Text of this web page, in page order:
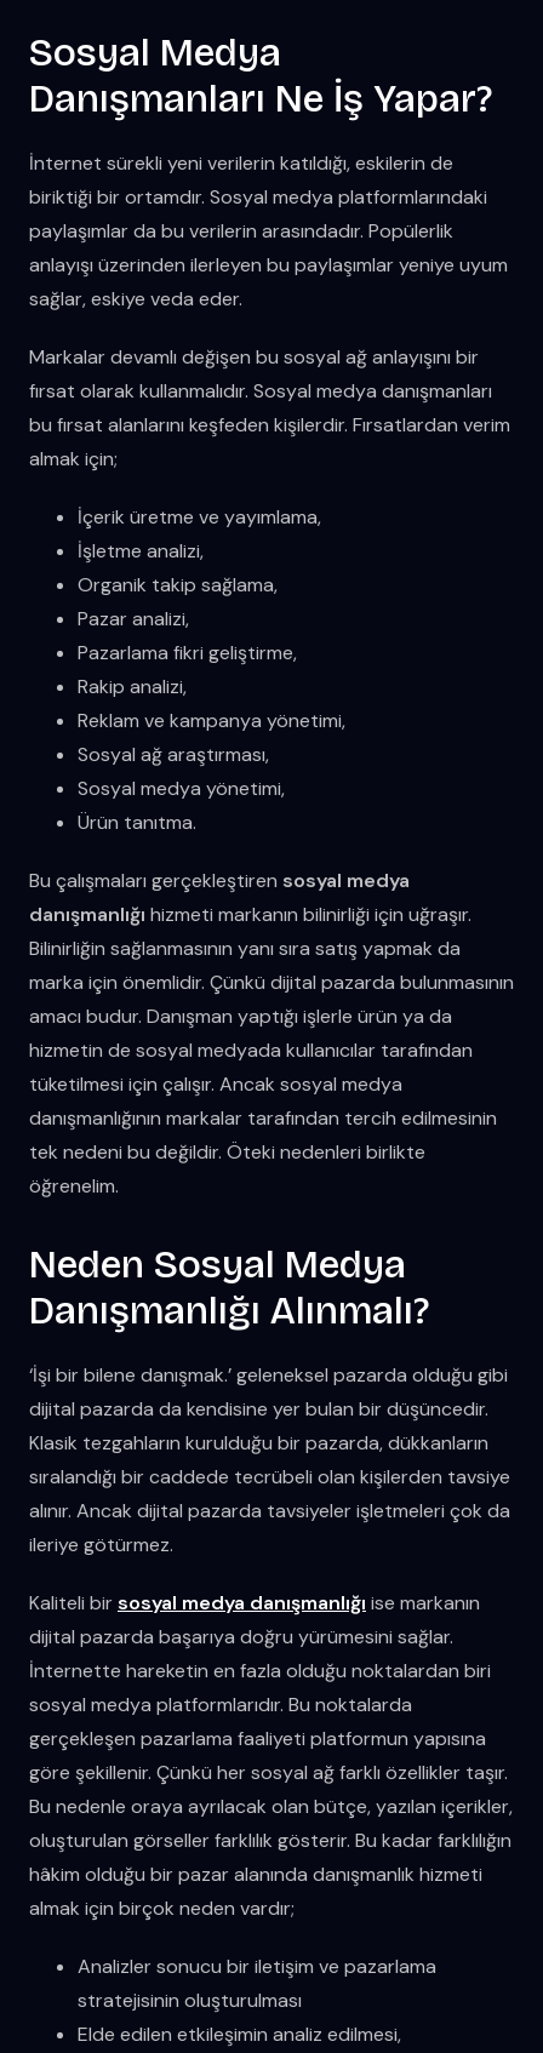
Sosyal Medya
Danışmanları Ne İş Yapar?
İnternet sürekli yeni verilerin katıldığı, eskilerin de
biriktiği bir ortamdır. Sosyal medya platformlarındaki
paylaşımlar da bu verilerin arasındadır. Popülerlik
anlayışı üzerinden ilerleyen bu paylaşımlar yeniye uyum
sağlar, eskiye veda eder.
Markalar devamlı değişen bu sosyal ağ anlayışını bir
fırsat olarak kullanmalıdır. Sosyal medya danışmanları
bu fırsat alanlarını keşfeden kişilerdir. Fırsatlardan verim
almak için;
İçerik üretme ve yayımlama,
İşletme analizi,
Organik takip sağlama,
Pazar analizi,
Pazarlama fikri geliştirme,
Rakip analizi,
Reklam ve kampanya yönetimi,
Sosyal ağ araştırması,
Sosyal medya yönetimi,
Ürün tanıtma.
Bu çalışmaları gerçekleştiren sosyal medya
danışmanlığı hizmeti markanın bilinirliği için uğraşır.
Bilinirliğin sağlanmasının yanı sıra satış yapmak da
marka için önemlidir. Çünkü dijital pazarda bulunmasının
amacı budur. Danışman yaptığı işlerle ürün ya da
hizmetin de sosyal medyada kullanıcılar tarafından
tüketilmesi için çalışır. Ancak sosyal medya
danışmanlığının markalar tarafından tercih edilmesinin
tek nedeni bu değildir. Öteki nedenleri birlikte
öğrenelim.
Neden Sosyal Medya
Danışmanlığı Alınmalı?
‘İşi bir bilene danışmak.’ geleneksel pazarda olduğu gibi
dijital pazarda da kendisine yer bulan bir düşüncedir.
Klasik tezgahların kurulduğu bir pazarda, dükkanların
sıralandığı bir caddede tecrübeli olan kişilerden tavsiye
alınır. Ancak dijital pazarda tavsiyeler işletmeleri çok da
ileriye götürmez.
Kaliteli bir sosyal medya danışmanlığı ise markanın
dijital pazarda başarıya doğru yürümesini sağlar.
İnternette hareketin en fazla olduğu noktalardan biri
sosyal medya platformlarıdır. Bu noktalarda
gerçekleşen pazarlama faaliyeti platformun yapısına
göre şekillenir. Çünkü her sosyal ağ farklı özellikler taşır.
Bu nedenle oraya ayrılacak olan bütçe, yazılan içerikler,
oluşturulan görseller farklılık gösterir. Bu kadar farklılığın
hâkim olduğu bir pazar alanında danışmanlık hizmeti
almak için birçok neden vardır;
Analizler sonucu bir iletişim ve pazarlama
stratejisinin oluşturulması
Elde edilen etkileşimin analiz edilmesi,